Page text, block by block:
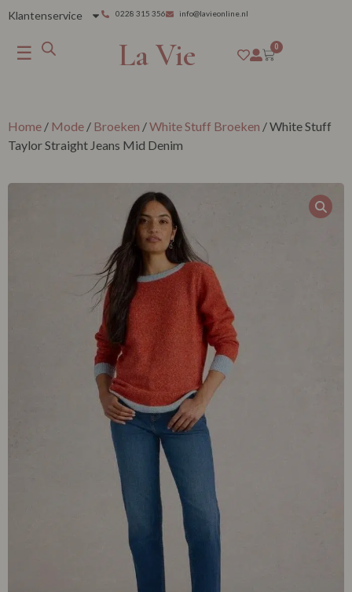
Klantenservice 0228 315 356 info@lavieonline.nl
☰ La Vie 0
Home / Mode / Broeken /White Stuff Broeken / White Stuff
Taylor Straight Jeans Mid Denim